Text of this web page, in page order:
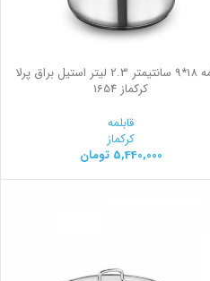
قابلمه 18*9 سانتیمتر 2.3 لیتر استیل براق پرلا
کرکماز 1654
قابلمه
کرکماز
5,440,000 تومان